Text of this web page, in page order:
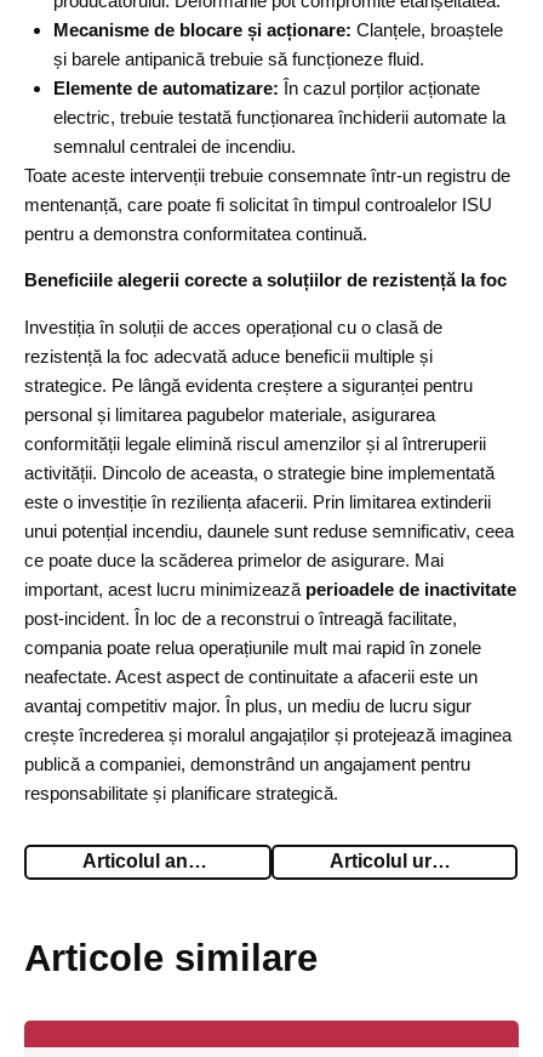
Mecanisme de blocare și acționare: Clanțele, broaștele
și barele antipanică trebuie să funcționeze fluid.
Elemente de automatizare: În cazul porților acționate
electric, trebuie testată funcționarea închiderii automate la
semnalul centralei de incendiu.
Toate aceste intervenții trebuie consemnate într-un registru de
mentenanță, care poate fi solicitat în timpul controalelor ISU
pentru a demonstra conformitatea continuă.
Beneficiile alegerii corecte a soluțiilor de rezistență la foc
Investiția în soluții de acces operațional cu o clasă de
rezistență la foc adecvată aduce beneficii multiple și
strategice. Pe lângă evidenta creștere a siguranței pentru
personal și limitarea pagubelor materiale, asigurarea
conformității legale elimină riscul amenzilor și al întreruperii
activității. Dincolo de aceasta, o strategie bine implementată
este o investiție în reziliența afacerii. Prin limitarea extinderii
unui potențial incendiu, daunele sunt reduse semnificativ, ceea
ce poate duce la scăderea primelor de asigurare. Mai
important, acest lucru minimizează perioadele de inactivitate
post-incident. În loc de a reconstrui o întreagă facilitate,
compania poate relua operațiunile mult mai rapid în zonele
neafectate. Acest aspect de continuitate a afacerii este un
avantaj competitiv major. În plus, un mediu de lucru sigur
crește încrederea și moralul angajaților și protejează imaginea
publică a companiei, demonstrând un angajament pentru
responsabilitate și planificare strategică.
Articolul anterior Articolul urmator
Articole similare